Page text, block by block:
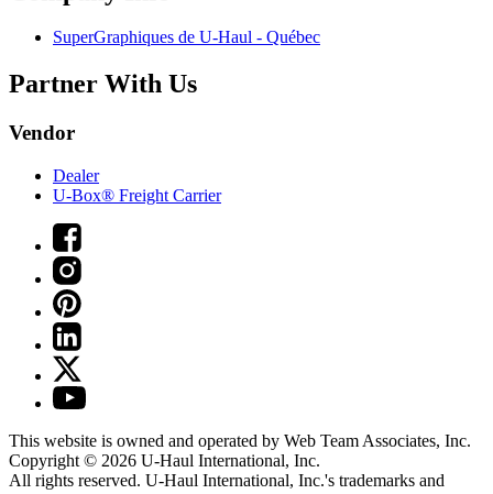
SuperGraphiques de U-Haul - Québec
Partner With Us
Vendor
Dealer
U-Box® Freight Carrier
This website is owned and operated by Web Team Associates, Inc.
Copyright © 2026 U-Haul International, Inc.
All rights reserved. U-Haul International, Inc.'s trademarks and